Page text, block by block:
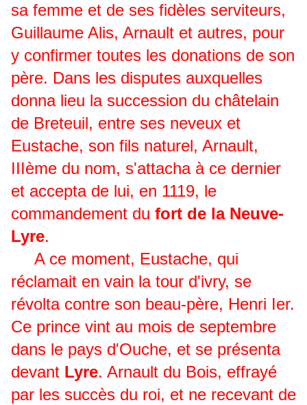
sa femme et de ses fidèles serviteurs,
Guillaume Alis, Arnault et autres, pour
y confirmer toutes les donations de son
père. Dans les disputes auxquelles
donna lieu la succession du châtelain
de Breteuil, entre ses neveux et
Eustache, son fils naturel, Arnault,
IIIème du nom, s'attacha à ce dernier
et accepta de lui, en 1119, le
commandement du fort de la Neuve-
Lyre.
A ce moment, Eustache, qui
réclamait en vain la tour d'ivry, se
révolta contre son beau-père, Henri Ier.
Ce prince vint au mois de septembre
dans le pays d'Ouche, et se présenta
devant Lyre. Arnault du Bois, effrayé
par les succès du roi, et ne recevant de